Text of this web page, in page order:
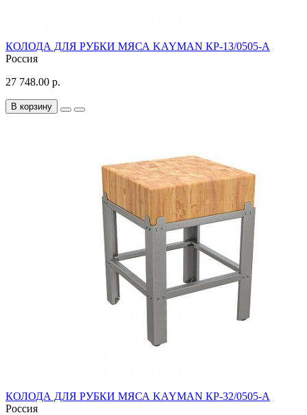
КОЛОДА ДЛЯ РУБКИ МЯСА KAYMAN КР-13/0505-А
Россия
27 748.00 р.
В корзину
КОЛОДА ДЛЯ РУБКИ МЯСА KAYMAN КР-32/0505-А
Россия